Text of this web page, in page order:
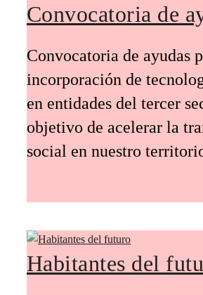
Convocatoria de
Convocatoria de ayudas
incorporación de
en entidades del tercer
objetivo de acelerar la
social en nuestro
Habitantes del